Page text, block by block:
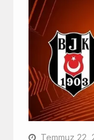
Temmuz 22,